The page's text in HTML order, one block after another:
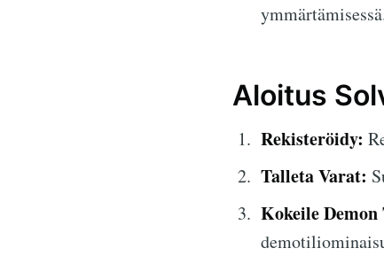
Aloitus
Rekisteröidy:
Talleta Varat:
Kokeile